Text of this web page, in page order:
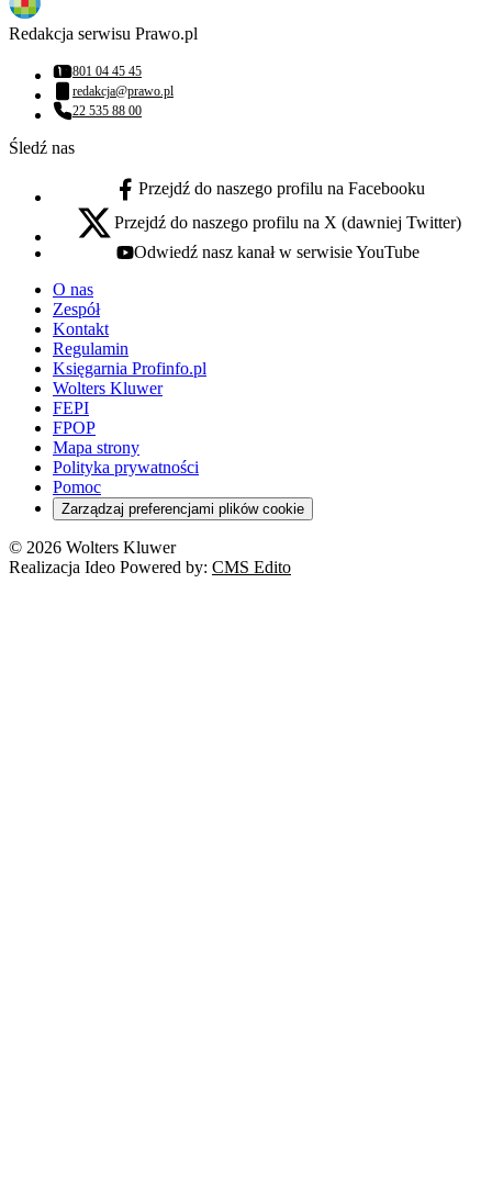
Redakcja serwisu Prawo.pl
Numer telefonu:
801 04 45 45
Adres email:
redakcja@prawo.pl
Numer telefonu:
22 535 88 00
Śledź nas
facebook - otwiera się w nowej karcie
Przejdź do naszego profilu na Facebooku
x - otwiera się w nowej karcie
Przejdź do naszego profilu na X (dawniej Twitter)
youtube - otwiera się w nowej karcie
Odwiedź nasz kanał w serwisie YouTube
O nas
Zespół
Kontakt
Regulamin
Księgarnia Profinfo.pl
Wolters Kluwer
FEPI
FPOP
Mapa strony
Polityka prywatności
Pomoc
Zarządzaj preferencjami plików cookie
© 2026 Wolters Kluwer
Realizacja Ideo Powered by: CMS Edito